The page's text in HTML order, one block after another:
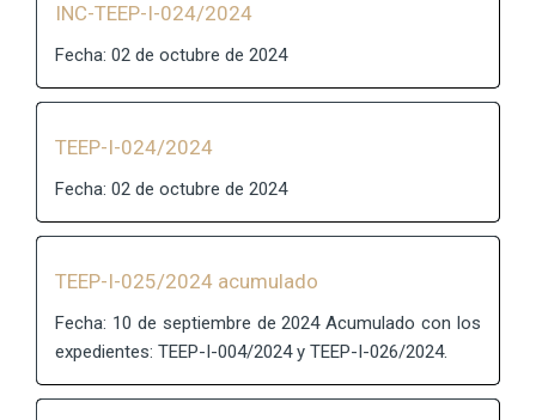
INC-TEEP-I-024/2024
Fecha: 02 de octubre de 2024
TEEP-I-024/2024
Fecha: 02 de octubre de 2024
TEEP-I-025/2024 acumulado
Fecha: 10 de septiembre de 2024 Acumulado con los
expedientes: TEEP-I-004/2024 y TEEP-I-026/2024.